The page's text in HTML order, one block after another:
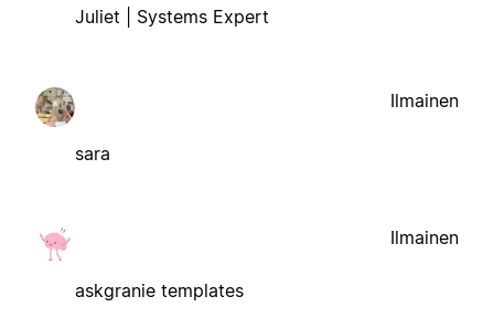
Juliet | Systems Expert
sara
Ilmainen
askgranie templates
Ilmainen